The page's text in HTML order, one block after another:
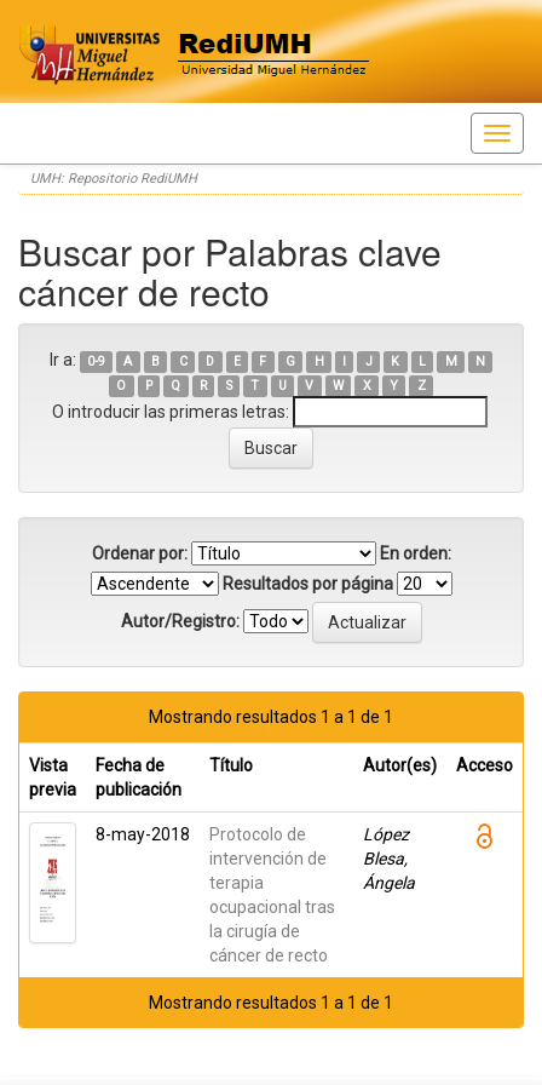
Skip
navigation
UMH: Repositorio RediUMH
Buscar por Palabras clave
cáncer de recto
Ir a: 0-9 A B C D E F G H I J K L M
N
O
P Q R S T U V W X Y Z
O introducir las primeras letras:
Ordenar por:
En orden:
Resultados por página
Autor/Registro:
Mostrando resultados 1 a 1 de 1
Vista
previa
Fecha de
publicación
Título Autor(es) Acceso
8-may-2018
Protocolo de
intervención de
terapia
ocupacional tras
la cirugía de
cáncer de recto
López
Blesa,
Ángela
Mostrando resultados 1 a 1 de 1